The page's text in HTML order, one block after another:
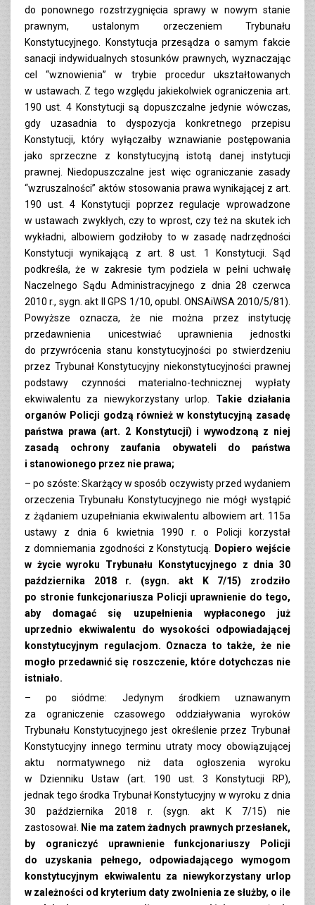
do ponownego rozstrzygnięcia sprawy w nowym stanie
prawnym, ustalonym orzeczeniem Trybunału
Konstytucyjnego. Konstytucja przesądza o samym fakcie
sanacji indywidualnych stosunków prawnych, wyznaczając
cel “wznowienia” w trybie procedur ukształtowanych
w ustawach. Z tego względu jakiekolwiek ograniczenia art.
190 ust. 4 Konstytucji są dopuszczalne jedynie wówczas,
gdy uzasadnia to dyspozycja konkretnego przepisu
Konstytucji, który wyłączałby wznawianie postępowania
jako sprzeczne z konstytucyjną istotą danej instytucji
prawnej. Niedopuszczalne jest więc ograniczanie zasady
“wzruszalności” aktów stosowania prawa wynikającej z art.
190 ust. 4 Konstytucji poprzez regulacje wprowadzone
w ustawach zwykłych, czy to wprost, czy też na skutek ich
wykładni, albowiem godziłoby to w zasadę nadrzędności
Konstytucji wynikającą z art. 8 ust. 1 Konstytucji. Sąd
podkreśla, że w zakresie tym podziela w pełni uchwałę
Naczelnego Sądu Administracyjnego z dnia 28 czerwca
2010 r., sygn. akt II GPS 1/10, opubl. ONSAiWSA 2010/5/81).
Powyższe oznacza, że nie można przez instytucję
przedawnienia unicestwiać uprawnienia jednostki
do przywrócenia stanu konstytucyjności po stwierdzeniu
przez Trybunał Konstytucyjny niekonstytucyjności prawnej
podstawy czynności materialno-technicznej wypłaty
ekwiwalentu za niewykorzystany urlop. Takie działania
organów Policji godzą również w konstytucyjną zasadę
państwa prawa (art. 2 Konstytucji) i wywodzoną z niej
zasadą ochrony zaufania obywateli do państwa
i stanowionego przez nie prawa;
– po szóste: Skarżący w sposób oczywisty przed wydaniem
orzeczenia Trybunału Konstytucyjnego nie mógł wystąpić
z żądaniem uzupełniania ekwiwalentu albowiem art. 115a
ustawy z dnia 6 kwietnia 1990 r. o Policji korzystał
z domniemania zgodności z Konstytucją.
Dopiero wejście
w życie wyroku Trybunału Konstytucyjnego z dnia 30
października 2018 r. (sygn. akt K 7/15) zrodziło
po stronie funkcjonariusza Policji uprawnienie do tego,
aby domagać się uzupełnienia wypłaconego już
uprzednio ekwiwalentu do wysokości odpowiadającej
konstytucyjnym regulacjom. Oznacza to także, że nie
mogło przedawnić się roszczenie, które dotychczas nie
istniało.
– po siódme: Jedynym środkiem uznawanym
za ograniczenie czasowego oddziaływania wyroków
Trybunału Konstytucyjnego jest określenie przez Trybunał
Konstytucyjny innego terminu utraty mocy obowiązującej
aktu normatywnego niż data ogłoszenia wyroku
w Dzienniku Ustaw (art. 190 ust. 3 Konstytucji RP),
jednak tego środka Trybunał Konstytucyjny w wyroku z dnia
30 października 2018 r. (sygn. akt K 7/15) nie
zastosował. Nie ma zatem żadnych prawnych przesłanek,
by ograniczyć uprawnienie funkcjonariuszy Policji
do uzyskania pełnego, odpowiadającego wymogom
konstytucyjnym ekwiwalentu za niewykorzystany urlop
w zależności od kryterium daty zwolnienia ze służby, o ile